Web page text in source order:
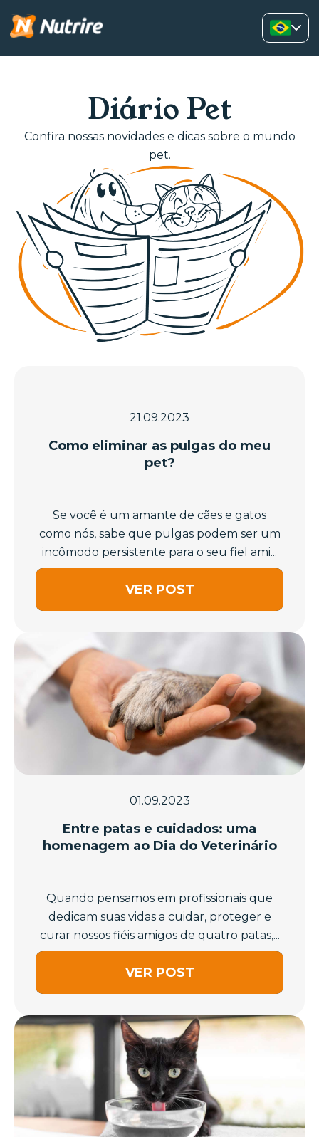
Diário Pet
Confira nossas novidades e dicas sobre o mundo
pet.
21.09.2023
Como eliminar as pulgas do meu
pet?
Se você é um amante de cães e gatos
como nós, sabe que pulgas podem ser um
incômodo persistente para o seu fiel ami...
VER POST
01.09.2023
Entre patas e cuidados: uma
homenagem ao Dia do Veterinário
Quando pensamos em profissionais que
dedicam suas vidas a cuidar, proteger e
curar nossos fiéis amigos de quatro patas,...
VER POST